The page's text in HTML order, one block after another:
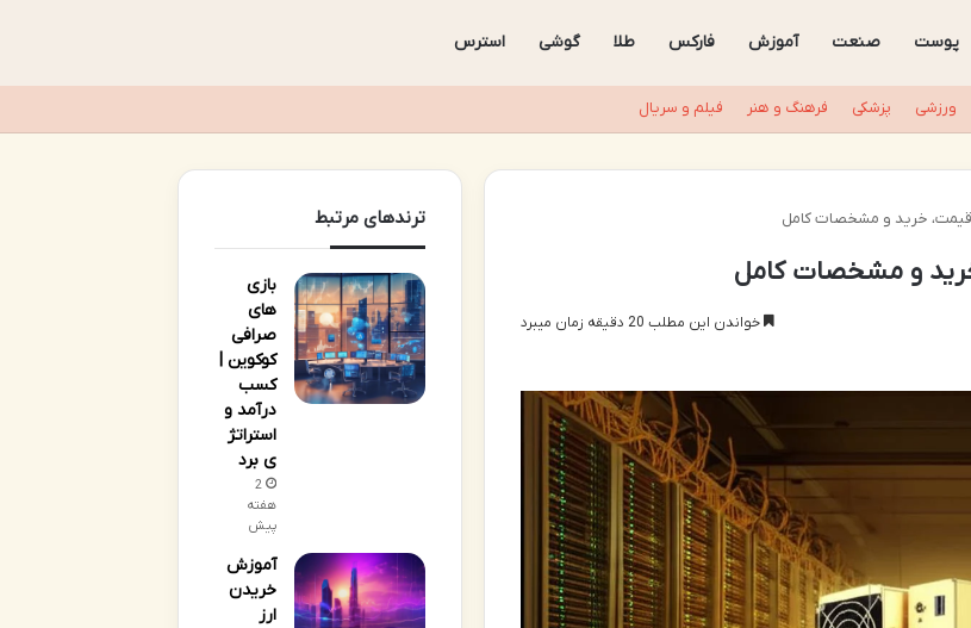
پوست صنعت آموزش فارکس طلا گوشی استرس
ورزشی پزشکی فرهنگ و هنر فیلم و سریال
خواندن این مطلب 20 دقیقه زمان میبرد
ترندهای مرتبط
بازی
های
صرافی
کوکوین |
کسب
درآمد و
استراتژ
ی برد
2
هفته
پیش
آموزش
خریدن
ارز